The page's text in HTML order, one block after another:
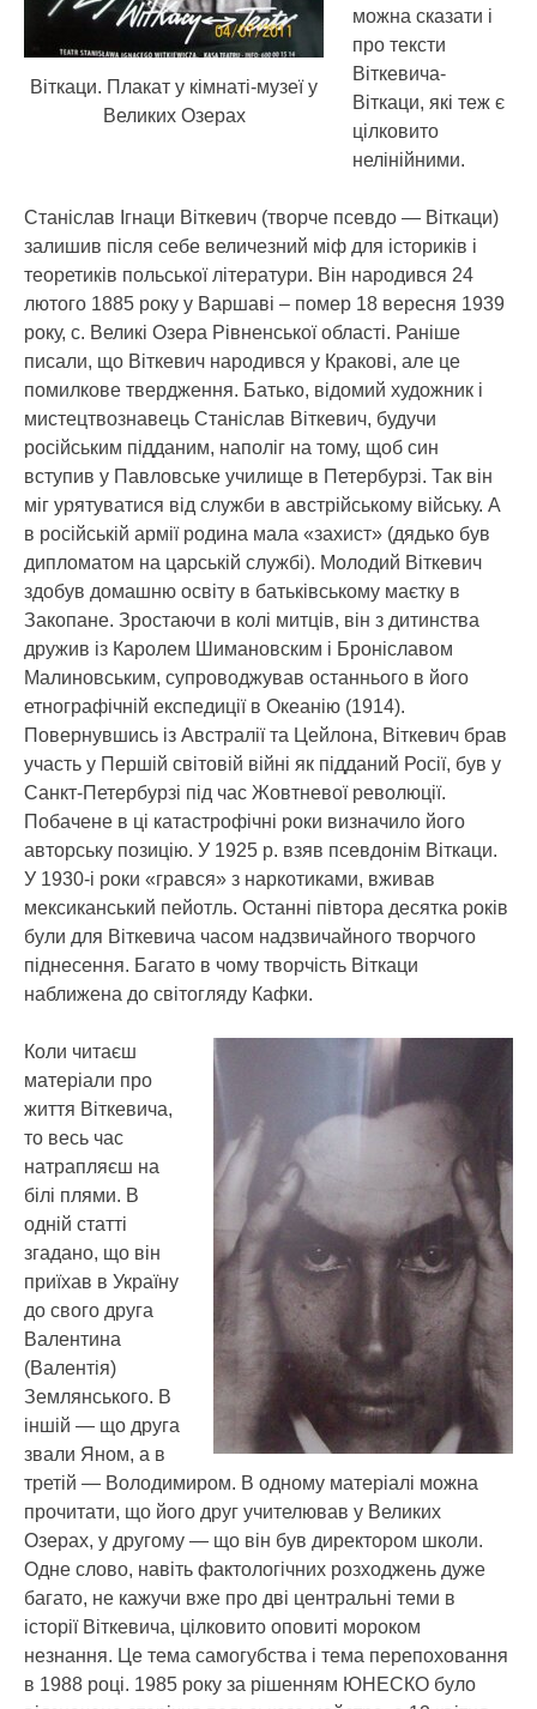
Віткаци. Плакат у кімнаті-музеї у
Великих Озерах
можна сказати і
про тексти
Віткевича-
Віткаци, які теж є
цілковито
нелінійними.
Станіслав Ігнаци Віткевич (творче псевдо — Віткаци)
залишив після себе величезний міф для істориків і
теоретиків польської літератури. Він народився 24
лютого 1885 року у Варшаві – помер 18 вересня 1939
року, с. Великі Озера Рівненської області. Раніше
писали, що Віткевич народився у Кракові, але це
помилкове твердження. Батько, відомий художник і
мистецтвознавець Станіслав Віткевич, будучи
російським підданим, наполіг на тому, щоб син
вступив у Павловське училище в Петербурзі. Так він
міг урятуватися від служби в австрійському війську. А
в російській армії родина мала «захист» (дядько був
дипломатом на царській службі). Молодий Віткевич
здобув домашню освіту в батьківському маєтку в
Закопане. Зростаючи в колі митців, він з дитинства
дружив із Каролем Шимановским і Броніславом
Малиновським, супроводжував останнього в його
етнографічній експедиції в Океанію (1914).
Повернувшись із Австралії та Цейлона, Віткевич брав
участь у Першій світовій війні як підданий Росії, був у
Санкт-Петербурзі під час Жовтневої революції.
Побачене в ці катастрофічні роки визначило його
авторську позицію. У 1925 р. взяв псевдонім Віткаци.
У 1930-і роки «грався» з наркотиками, вживав
мексиканський пейотль. Останні півтора десятка років
були для Віткевича часом надзвичайного творчого
піднесення. Багато в чому творчість Віткаци
наближена до світогляду Кафки.
Коли читаєш
матеріали про
життя Віткевича,
то весь час
натрапляєш на
білі плями. В
одній статті
згадано, що він
приїхав в Україну
до свого друга
Валентина
(Валентія)
Землянського. В
іншій — що друга
звали Яном, а в
третій — Володимиром. В одному матеріалі можна
прочитати, що його друг учителював у Великих
Озерах, у другому — що він був директором школи.
Одне слово, навіть фактологічних розходжень дуже
багато, не кажучи вже про дві центральні теми в
історії Віткевича, цілковито оповиті мороком
незнання. Це тема самогубства і тема перепоховання
в 1988 році. 1985 року за рішенням ЮНЕСКО було